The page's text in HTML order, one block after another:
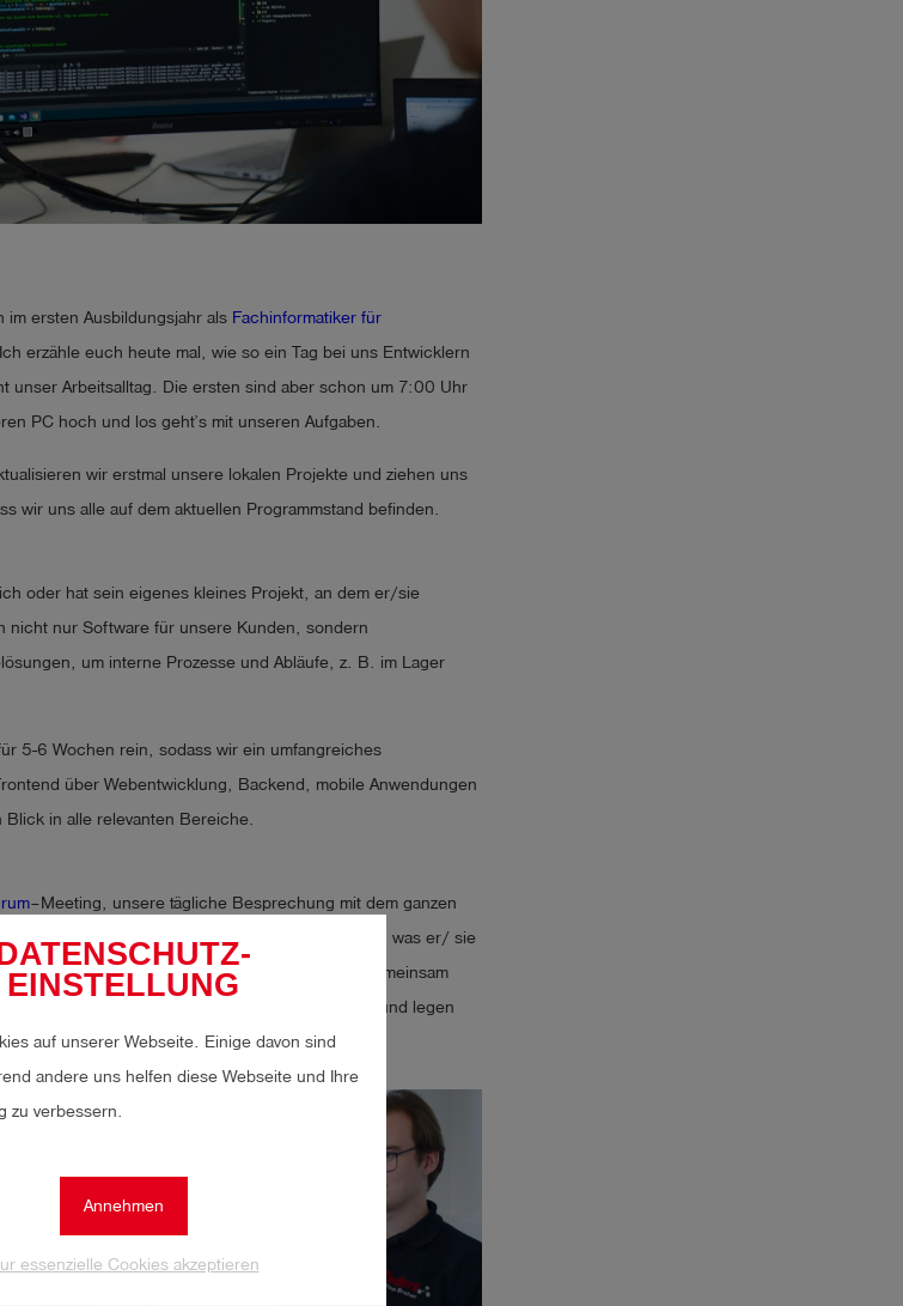
EINSTELLUNG
auf unserer Webseite. Einige davon sind
andere uns helfen diese Webseite und Ihre
zu verbessern.
Annehmen
essenzielle Cookies akzeptieren
ersten Ausbildungsjahr als Fachinformatiker für
erzähle euch heute mal, wie so ein Tag bei uns Entwicklern
unser Arbeitsalltag. Die ersten sind aber schon um 7:00 Uhr
PC hoch und los geht’s mit unseren Aufgaben.
wir erstmal unsere lokalen Projekte und ziehen uns
wir uns alle auf dem aktuellen Programmstand befinden.
oder hat sein eigenes kleines Projekt, an dem er/sie
nicht nur Software für unsere Kunden, sondern
um interne Prozesse und Abläufe, z. B. im Lager
5-6 Wochen rein, sodass wir ein umfangreiches
über Webentwicklung, Backend, mobile Anwendungen
in alle relevanten Bereiche.
–Meeting, unsere tägliche Besprechung mit dem ganzen
auf Discord zusammen. Hier berichtet jeder, an was er/ sie
sind. Anschließend planen wir gemeinsam
wir gemeinsam die nächsten Schritte und legen
fest.